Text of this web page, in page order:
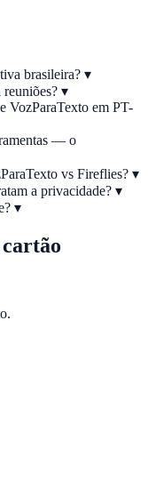
brasileira? ▾
▾
VozParaTexto em PT-
— o
vs Fireflies? ▾
a privacidade? ▾
▾